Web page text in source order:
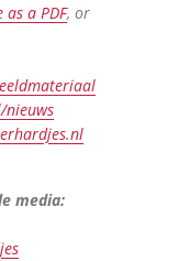
a PDF, or
nieuws
media: